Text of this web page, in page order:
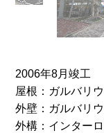
2006年8月竣工
屋根：ガルバリ
外壁：ガルバリ
外構：インター